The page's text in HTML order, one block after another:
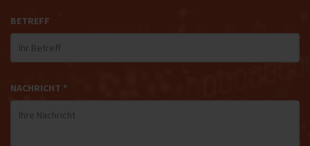
BETREFF
NACHRICHT *